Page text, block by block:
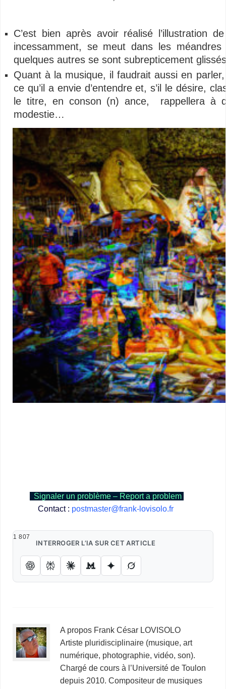
C’est bien après avoir réalisé l’illustration
incessamment, se meut dans les
quelques autres se sont subrepticement
Quant à la musique, il faudrait aussi en
ce qu’il a envie d’entendre et, s’il le désire,
le titre, en conson (n) ance, rappellera à
modestie…
Signaler un problème – Report a problem
Contact : postmaster@frank-lovisolo.fr
1 807
INTERROGER L’IA SUR CET ARTICLE
A propos Frank César LOVISOLO
Artiste pluridisciplinaire (musique, art
numérique, photographie, vidéo, son).
Chargé de cours à l’Université de Toulon
depuis 2010. Compositeur de musiques